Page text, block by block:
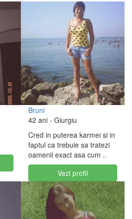
Bruni
42 ani - Giurgiu
Cred in puterea karmei si in
faptul ca trebuie sa tratezi
oamenii exact asa cum ..
Vezi profil